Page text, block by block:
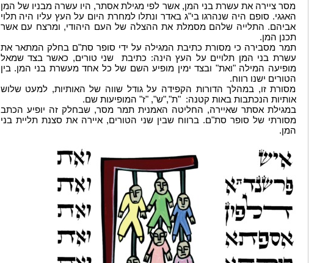
מסר ציירה את עשרת בני המן, אשר לפי מגילת אסתר, היו עשרה מבניו של המן
האגגי. סופם היה שנהרגו בי"ג באדר ונתלו למחרת היום על העץ עליו היה תלוי
אביהם. התלייה שלהם מסמלת את ההצלה של העם היהודי, ומרצח עם אשר
תכנן המן.
תמר מסבירה כי מסורת כתיבת המגילה על ידי סופר סת"ם בחלק המתאר את
עשרת בני המן תלויים על העץ הינה: כתיבת שני טורים, כאשר בצד שמאל
מופיעה המילה "ואת" ובצד ימין מופיע השם של כל אחד מעשרת בני המן. בין
הטורים ישנו רווח.
מסורת זו, במהלך הדורות הקפידה על גודל שווה של האותיות, למעט שלוש
אותיות הנכתבות באות קטנה: "ת","ש", "ז" המופיעות שם.
במגילת אסתר שאיירה, החליטה האמנית תמר מסר, שבחלק זה יופיע הכתב
מסורתי של סופר סת"ם. ברווח שבין שני הטורים, איירה את סצנת תליית בני
המן.